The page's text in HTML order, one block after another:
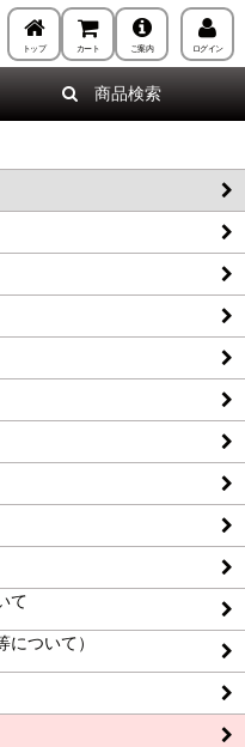
トップ カート ご案内 ログイン
商品検索
て
ついて）